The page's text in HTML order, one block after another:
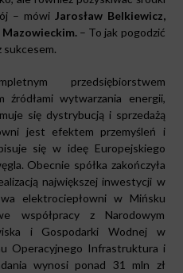
– mówi Jarosław Belkiewicz,
Mazowieckim.– To jak pogodzić
sukcesem.
przedsiębiorstwem
źródłami wytwarzania energii,
się dystrybucją i sprzedażą
jest efektem przemyśleń i
się w ideę Europejskiego
Obecnie spółka zakończyła
największej inwestycji w
elektrociepłowni w Mińsku
współpracy z Narodowym
i Gospodarki Wodnej w
Operacyjnego Infrastruktura i
wynosi ponad 31 mln zł